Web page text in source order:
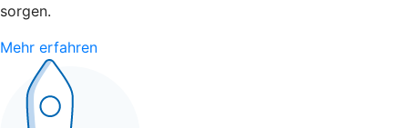
sorgen.
Mehr erfahren